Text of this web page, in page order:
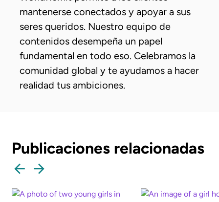
mantenerse conectados y apoyar a sus
seres queridos. Nuestro equipo de
contenidos desempeña un papel
fundamental en todo eso. Celebramos la
comunidad global y te ayudamos a hacer
realidad tus ambiciones.
Publicaciones relacionadas